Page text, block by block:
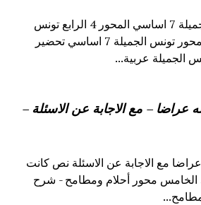
شرح قصيدة تونس الجميلة 7 اساسي المحور 4 الرابع تونس
الجميلة شرح نصوص محور تونس الجميلة 7 اساسي تحضير
الجميلة عربية...
– مع الاجابة عن الاسئلة –
مع الاجابة عن الاسئلة نص كانت
أماله عراضا المحور 5 الخامس محور أحلام ومطامح - شرح